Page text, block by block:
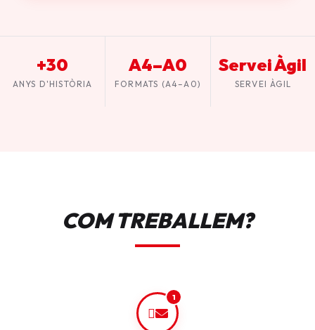
+30
ANYS D'HISTÒRIA
A4–A0
FORMATS (A4–A0)
Servei Àgil
SERVEI ÀGIL
COM TREBALLEM?
1